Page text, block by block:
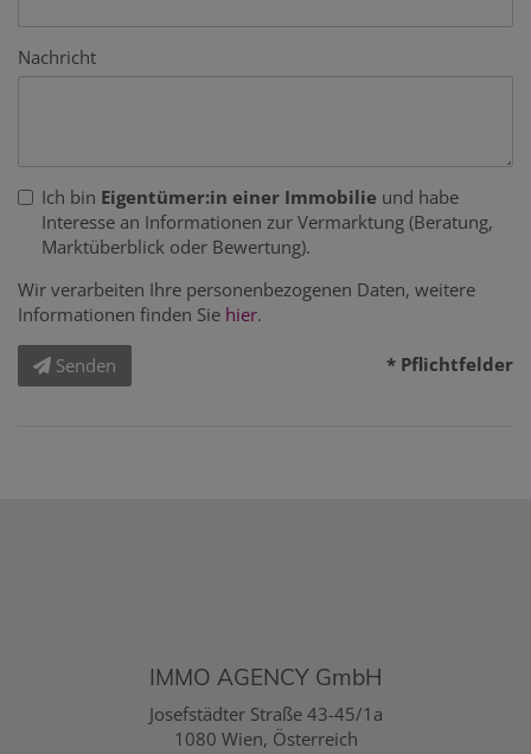
Nachricht
Ich bin Eigentümer:in einer Immobilie und habe
Interesse an Informationen zur Vermarktung (Beratung,
Marktüberblick oder Bewertung).
Wir verarbeiten Ihre personenbezogenen Daten, weitere
Informationen finden Sie hier.
Senden * Pflichtfelder
IMMO AGENCY GmbH
Josefstädter Straße 43-45/1a
1080 Wien, Österreich